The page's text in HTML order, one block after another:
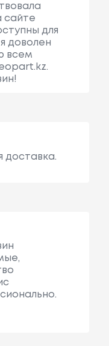
сайте
для
доволен
всем
доставка.